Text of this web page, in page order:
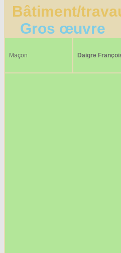
Bâtiment/
Gros œuvre
Maçon Daigre